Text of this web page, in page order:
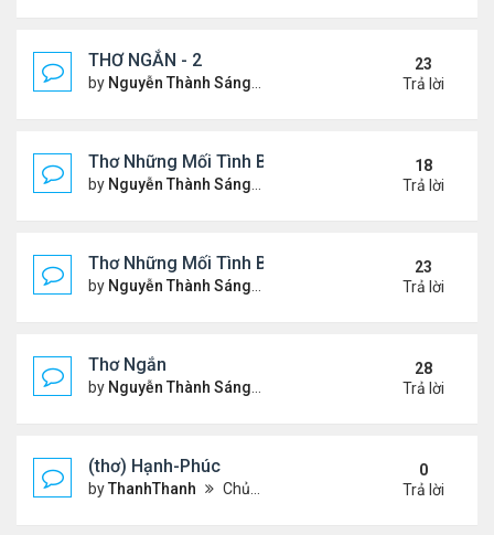
THƠ NGẮN - 2
by Nguyễn Thành Sáng Chủ nhật Tháng 7 30, 2023
23
Trả lời
Thơ Những Mối Tình Buồn (2)
by Nguyễn Thành Sáng Thứ 2 Tháng 5 22, 2023 8:48
18
Trả lời
Thơ Những Mối Tình Buồn
by Nguyễn Thành Sáng Thứ 7 Tháng 2 04, 2023 12:26
23
Trả lời
Thơ Ngắn
by Nguyễn Thành Sáng Thứ 7 Tháng 12 17, 2022 6:28
28
Trả lời
(thơ) Hạnh-Phúc
byThanhThanh Chủ nhật Tháng 1 23, 2022 12:25 pm
0
Trả lời